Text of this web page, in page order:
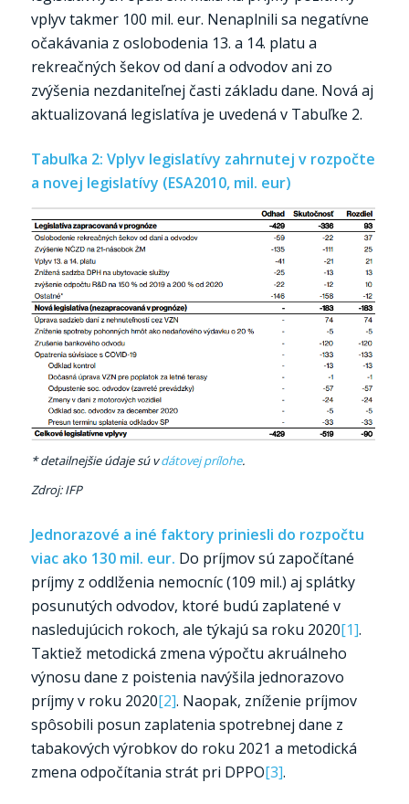
vplyv takmer 100 mil. eur. Nenaplnili sa negatívne
očakávania z oslobodenia 13. a 14. platu a
rekreačných šekov od daní a odvodov ani zo
zvýšenia nezdaniteľnej časti základu dane. Nová aj
aktualizovaná legislatíva je uvedená v Tabuľke 2.
Tabuľka 2: Vplyv legislatívy zahrnutej v rozpočte
a novej legislatívy (ESA2010, mil. eur)
* detailnejšie údaje sú vdátovej prílohe.
Zdroj: IFP
Jednorazové a iné faktory priniesli do rozpočtu
viac ako 130 mil. eur. Do príjmov sú započítané
príjmy z oddlženia nemocníc (109 mil.) aj splátky
posunutých odvodov, ktoré budú zaplatené v
nasledujúcich rokoch, ale týkajú sa roku 2020[1].
Taktiež metodická zmena výpočtu akruálneho
výnosu dane z poistenia navýšila jednorazovo
príjmy v roku 2020[2]. Naopak, zníženie príjmov
spôsobili posun zaplatenia spotrebnej dane z
tabakových výrobkov do roku 2021 a metodická
zmena odpočítania strát pri DPPO[3].